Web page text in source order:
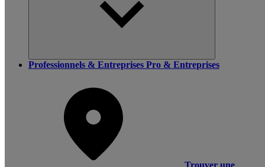
Professionnels & Entreprises Pro & Entreprises
Trouver une